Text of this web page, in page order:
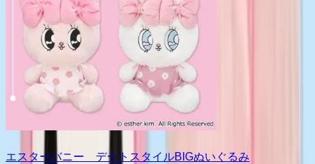
エスターバニー デートスタイルBIGぬいぐるみ